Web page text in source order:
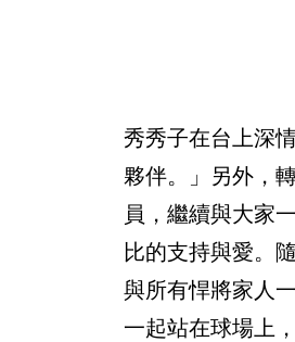
秀秀子在台上深
夥伴。」另外，
員，繼續與大家
比的支持與愛。
與所有悍將家人
一起站在球場上